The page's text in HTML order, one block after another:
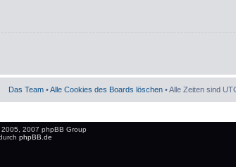
Das Team •Alle Cookies des Boards löschen • Alle Zeiten sind
2007 phpBB Group
phpBB.de